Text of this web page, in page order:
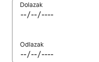
Dolazak
Odlazak